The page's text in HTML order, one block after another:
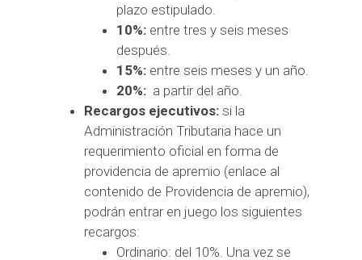
plazo estipulado.
10%: entre tres y seis meses
después.
15%: entre seis meses y un año.
20%: a partir del año.
Recargos ejecutivos: si la
Administración Tributaria hace un
requerimiento oficial en forma de
providencia de apremio (enlace al
contenido de Providencia de apremio),
podrán entrar en juego los siguientes
recargos:
Ordinario: del 10%. Una vez se